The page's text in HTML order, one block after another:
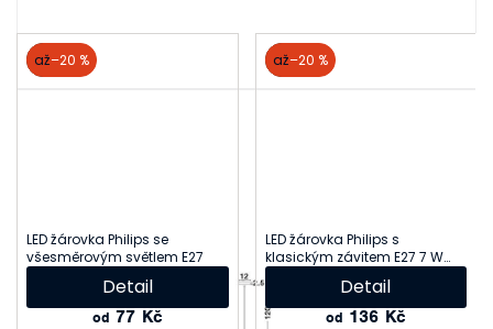
akce
až–20 %
LED žárovka Philips se
všesměrovým světlem E27
od 77 Kč
Detail
akce
až–20 %
LED žárovka Philips s
klasickým závitem E27 7 W
nebo 13 W
od 136 Kč
Detail